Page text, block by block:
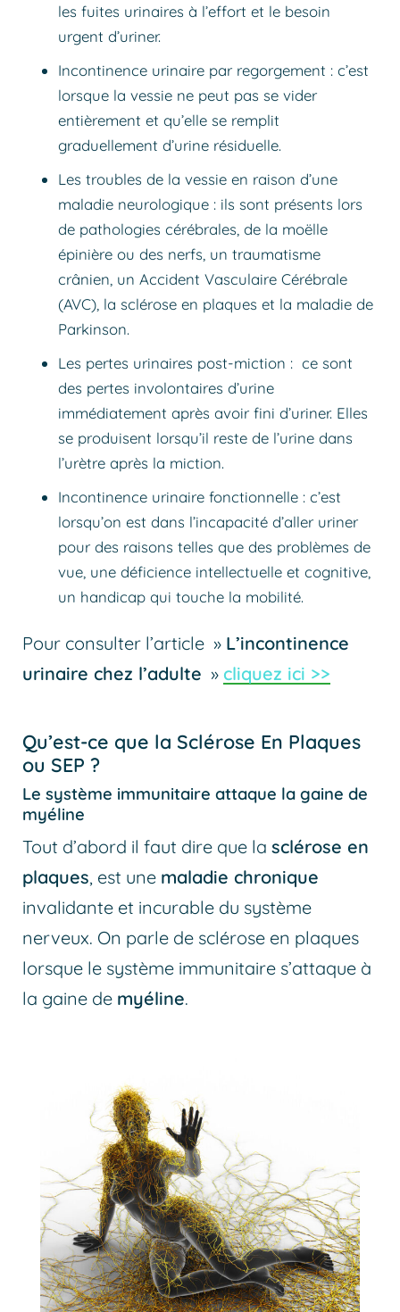
les fuites urinaires à l’effort et le besoin
urgent d’uriner.
Incontinence urinaire par regorgement : c’est
lorsque la vessie ne peut pas se vider
entièrement et qu’elle se remplit
graduellement d’urine résiduelle.
Les troubles de la vessie en raison d’une
maladie neurologique : ils sont présents lors
de pathologies cérébrales, de la moëlle
épinière ou des nerfs, un traumatisme
crânien, un Accident Vasculaire Cérébrale
(AVC), la sclérose en plaques et la maladie de
Parkinson.
Les pertes urinaires post-miction : ce sont
des pertes involontaires d’urine
immédiatement après avoir fini d’uriner. Elles
se produisent lorsqu’il reste de l’urine dans
l’urètre après la miction.
Incontinence urinaire fonctionnelle : c’est
lorsqu’on est dans l’incapacité d’aller uriner
pour des raisons telles que des problèmes de
vue, une déficience intellectuelle et cognitive,
un handicap qui touche la mobilité.
Pour consulter l’article » L’incontinence
urinaire chez l’adulte » cliquez ici >>
Qu’est-ce que la Sclérose En Plaques
ou SEP ?
Le système immunitaire attaque la gaine de
myéline
Tout d’abord il faut dire que la sclérose en
plaques, est une maladie chronique
invalidante et incurable du système
nerveux. On parle de sclérose en plaques
lorsque le système immunitaire s’attaque à
la gaine de myéline.